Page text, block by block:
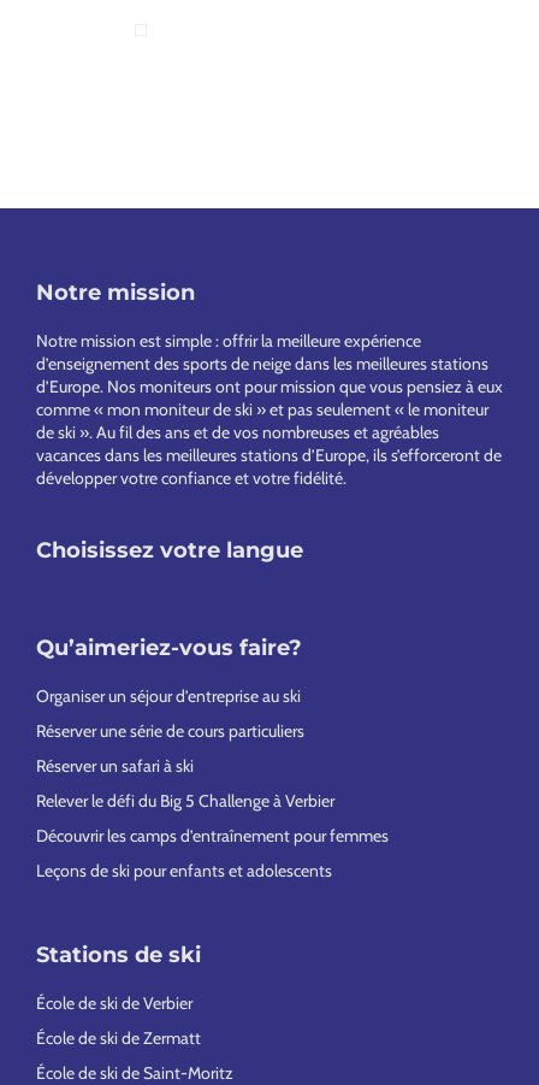
Notre mission
Notre mission est simple : offrir la meilleure expérience
d’enseignement des sports de neige dans les meilleures stations
d’Europe. Nos moniteurs ont pour mission que vous pensiez à eux
comme « mon moniteur de ski » et pas seulement « le moniteur
de ski ». Au fil des ans et de vos nombreuses et agréables
vacances dans les meilleures stations d’Europe, ils s’efforceront de
développer votre confiance et votre fidélité.
Choisissez votre langue
Qu’aimeriez-vous faire?
Organiser un séjour d’entreprise au ski
Réserver une série de cours particuliers
Réserver un safari à ski
Relever le défi du Big 5 Challenge à Verbier
Découvrir les camps d’entraînement pour femmes
Leçons de ski pour enfants et adolescents
Stations de ski
École de ski de Verbier
École de ski de Zermatt
École de ski de Saint-Moritz